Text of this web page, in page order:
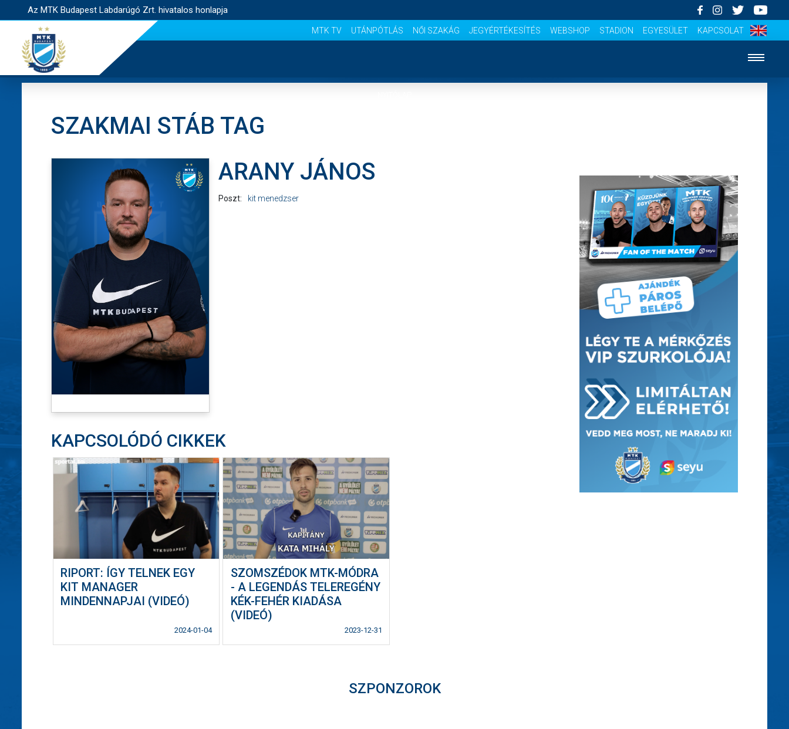
Az MTK Budapest Labdarúgó Zrt. hivatalos honlapja
MTK TV UTÁNPÓTLÁS NŐI SZAKÁG JEGYÉRTÉKESÍTÉS WEBSHOP STADION EGYESÜLET KAPCSOLAT
SZAKMAI STÁB TAG
ARANY JÁNOS
Poszt: kit menedzser
KAPCSOLÓDÓ CIKKEK
RIPORT: ÍGY TELNEK EGY
KIT MANAGER
MINDENNAPJAI (VIDEÓ)
2024-01-04
SZOMSZÉDOK MTK-MÓDRA
- A LEGENDÁS TELEREGÉNY
KÉK-FEHÉR KIADÁSA
(VIDEÓ)
2023-12-31
SZPONZOROK